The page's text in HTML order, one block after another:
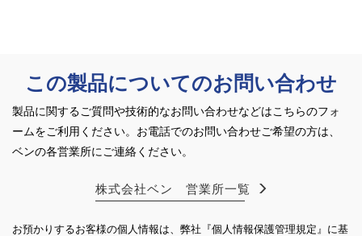
この製品についてのお問い合わせ
製品に関するご質問や技術的なお問い合わせなどはこちらのフォ
ームをご利用ください。 お電話でのお問い合わせご希望の方は、
ベンの各営業所にご連絡ください。
株式会社ベン 営業所一覧
お預かりするお客様の個人情報は、弊社『個人情報保護管理規定』に基